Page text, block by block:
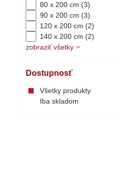
80 x 200 cm (3)
90 x 200 cm (3)
120 x 200 cm (2)
140 x 200 cm (2)
zobraziť všetky
Dostupnosť
Všetky produkty
Iba skladom